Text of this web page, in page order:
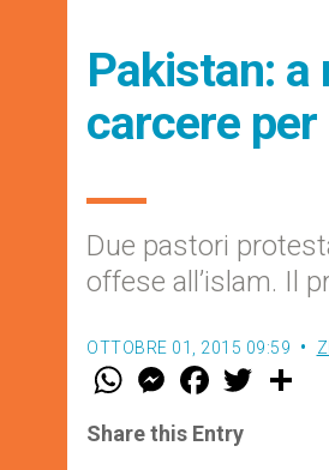
Pakistan:
carcere
Due pastori
offese all’islam. Il
OTTOBRE 01, 2015 09:59
W
t
s
M
e
s
e
F
a
e
b
w
Share this Entry